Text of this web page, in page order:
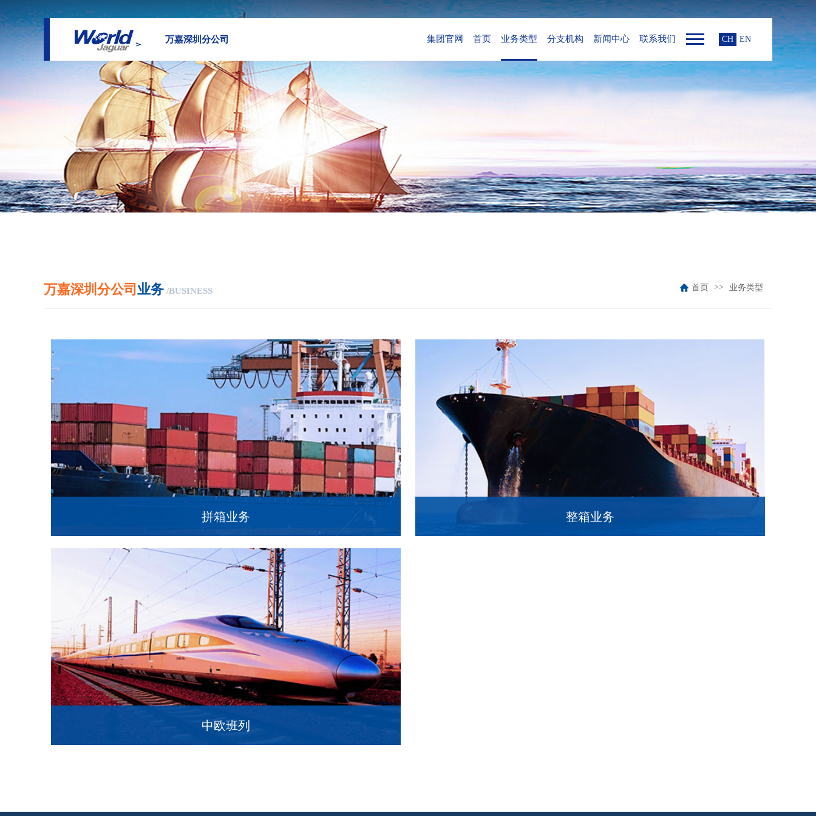
万嘉深圳分公司 集团官网 首页 业务类型 分支机构 新闻中心 联系我们 CH EN
万嘉深圳分公司 业务 /BUSINESS 首页 业务类型
拼箱业务 整箱业务
中欧班列